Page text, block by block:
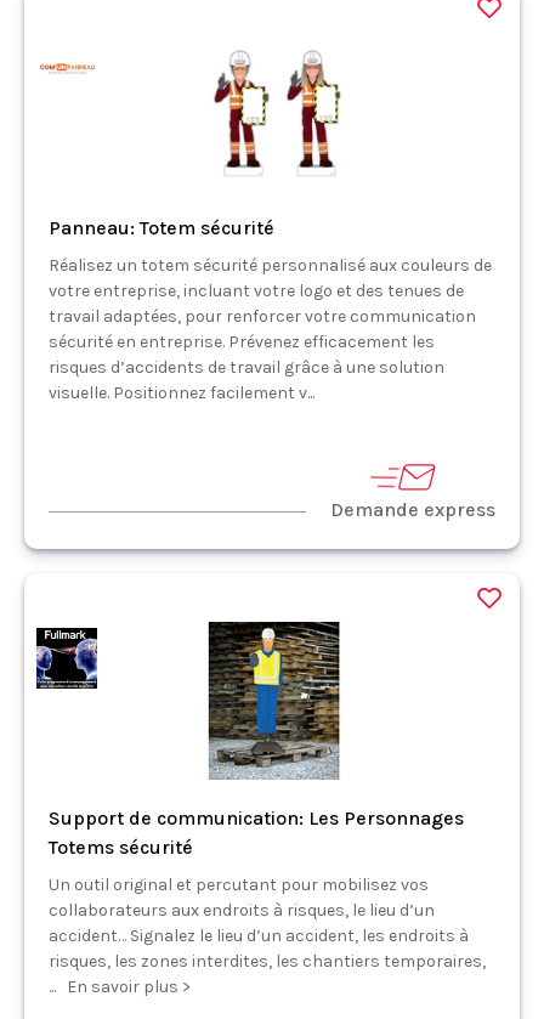
Panneau: Totem sécurité
Réalisez un totem sécurité personnalisé aux couleurs de
votre entreprise, incluant votre logo et des tenues de
travail adaptées, pour renforcer votre communication
sécurité en entreprise. Prévenez efficacement les
risques d’accidents de travail grâce à une solution
visuelle. Positionnez facilement v...
Demande express
Support de communication: Les Personnages
Totems sécurité
Un outil original et percutant pour mobilisez vos
collaborateurs aux endroits à risques, le lieu d’un
accident… Signalez le lieu d’un accident, les endroits à
risques, les zones interdites, les chantiers temporaires,
... En savoir plus >